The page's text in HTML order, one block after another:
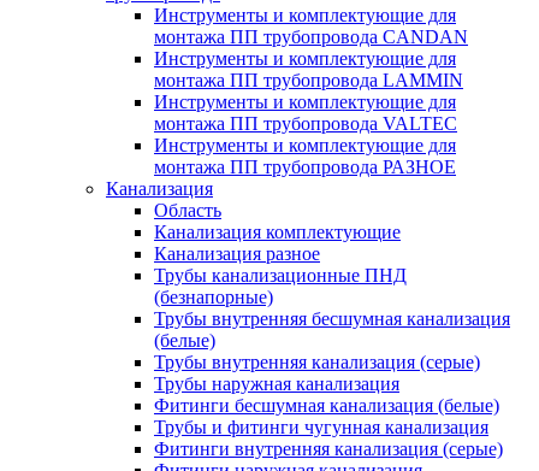
Инструменты и комплектующие для
монтажа ПП трубопровода CANDAN
Инструменты и комплектующие для
монтажа ПП трубопровода LAMMIN
Инструменты и комплектующие для
монтажа ПП трубопровода VALTEC
Инструменты и комплектующие для
монтажа ПП трубопровода РАЗНОЕ
Канализация
Область
Канализация комплектующие
Канализация разное
Трубы канализационные ПНД
(безнапорные)
Трубы внутренняя бесшумная канализация
(белые)
Трубы внутренняя канализация (серые)
Трубы наружная канализация
Фитинги бесшумная канализация (белые)
Трубы и фитинги чугунная канализация
Фитинги внутренняя канализация (серые)